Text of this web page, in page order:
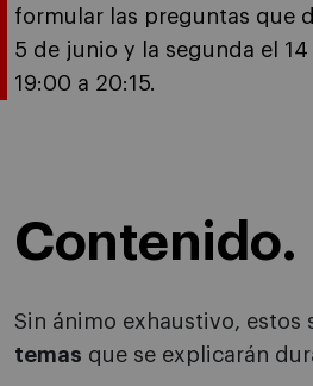
formular las preguntas que
5 de junio y la segunda el
19:00 a 20:15.
Contenido.
Sin ánimo exhaustivo, estos
temas que se explicarán